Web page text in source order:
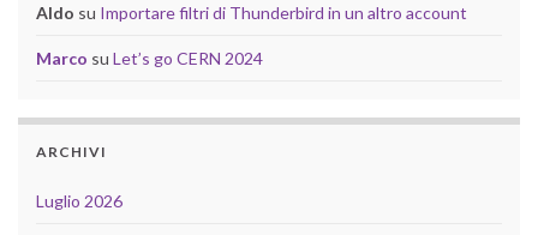
Aldo su Importare filtri di Thunderbird in un altro account
Marco su Let’s go CERN 2024
ARCHIVI
Luglio 2026